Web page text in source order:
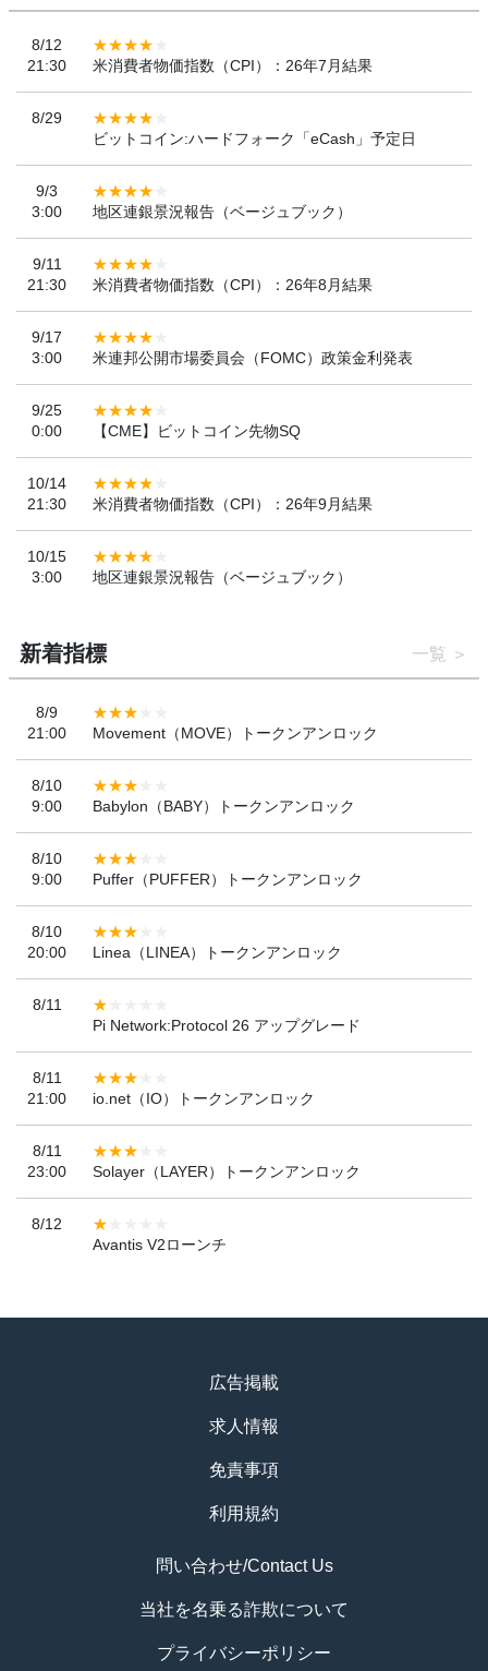
8/12
21:30
米消費者物価指数（CPI）：26年7月結果
8/29
ビットコイン:ハードフォーク「eCash」予定日
9/3
3:00
地区連銀景況報告（ベージュブック）
9/11
21:30
米消費者物価指数（CPI）：26年8月結果
9/17
3:00
米連邦公開市場委員会（FOMC）政策金利発表
9/25
0:00
【CME】ビットコイン先物SQ
10/14
21:30
米消費者物価指数（CPI）：26年9月結果
10/15
3:00
地区連銀景況報告（ベージュブック）
新着指標 一覧
8/9
21:00
Movement（MOVE）トークンアンロック
8/10
9:00
Babylon（BABY）トークンアンロック
8/10
9:00
Puffer（PUFFER）トークンアンロック
8/10
20:00
Linea（LINEA）トークンアンロック
8/11
Pi Network:Protocol 26 アップグレード
8/11
21:00
io.net（IO）トークンアンロック
8/11
23:00
Solayer（LAYER）トークンアンロック
8/12
Avantis V2ローンチ
広告掲載
求人情報
免責事項
利用規約
問い合わせ/Contact Us
当社を名乗る詐欺について
プライバシーポリシー